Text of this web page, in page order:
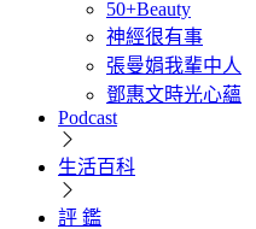
50+Beauty
神經很有事
張曼娟我輩中人
鄧惠文時光心蘊
Podcast
生活百科
評 鑑